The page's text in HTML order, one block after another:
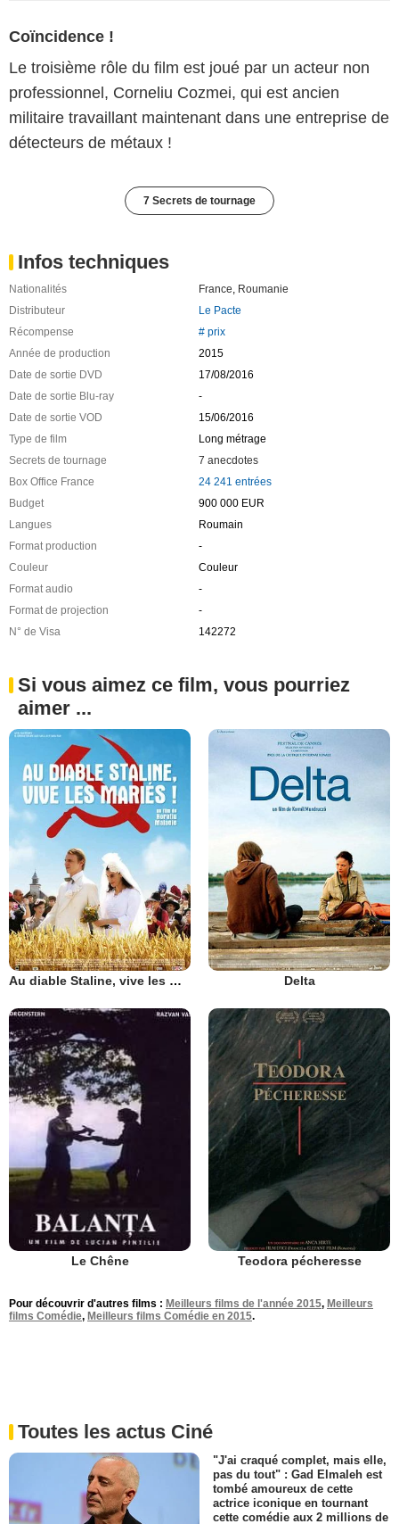
Coïncidence !
Le troisième rôle du film est joué par un acteur non
professionnel, Corneliu Cozmei, qui est ancien
militaire travaillant maintenant dans une entreprise de
détecteurs de métaux !
7 Secrets de tournage
Infos techniques
Nationalités France Roumanie
Distributeur
Le Pacte
Récompense
# prix
Année de production
2015
Date de sortie DVD
17/08/2016
Date de sortie Blu-ray
-
Date de sortie VOD
15/06/2016
Type de film
Long métrage
Secrets de tournage
7 anecdotes
Box Office France
24 241 entrées
Budget
900 000 EUR
Langues
Roumain
Format production
-
Couleur
Couleur
Format audio
-
Format de projection
-
N° de Visa
142272
Si vous aimez ce film, vous pourriez
aimer ...
Au diable Staline, vive les mariés ! Delta
Le Chêne Teodora pécheresse
Pour découvrir d'autres films : Meilleurs films de l'année 2015, Meilleurs
films Comédie, Meilleurs films Comédie en 2015.
Toutes les actus Ciné
"J'ai craqué complet, mais elle,
pas du tout" : Gad Elmaleh est
tombé amoureux de cette
actrice iconique en tournant
cette comédie aux 2 millions de